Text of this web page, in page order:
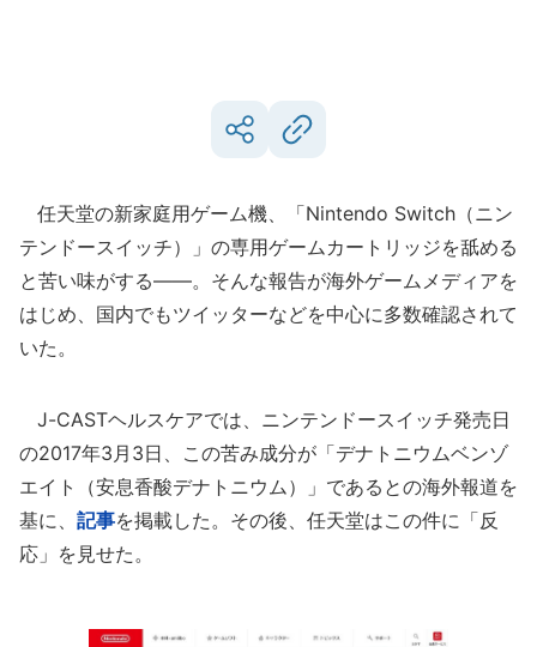
任天堂の新家庭用ゲーム機、「Nintendo Switch（ニン
テンドースイッチ）」の専用ゲームカートリッジを舐める
と苦い味がする――。そんな報告が海外ゲームメディアを
はじめ、国内でもツイッターなどを中心に多数確認されて
いた。
J-CASTヘルスケアでは、ニンテンドースイッチ発売日
の2017年3月3日、この苦み成分が「デナトニウムベンゾ
エイト（安息香酸デナトニウム）」であるとの海外報道を
基に、 記事を掲載した。その後、任天堂はこの件に「反
応」を見せた。